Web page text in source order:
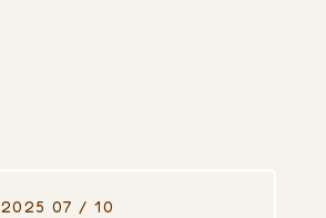
2025 07 / 10